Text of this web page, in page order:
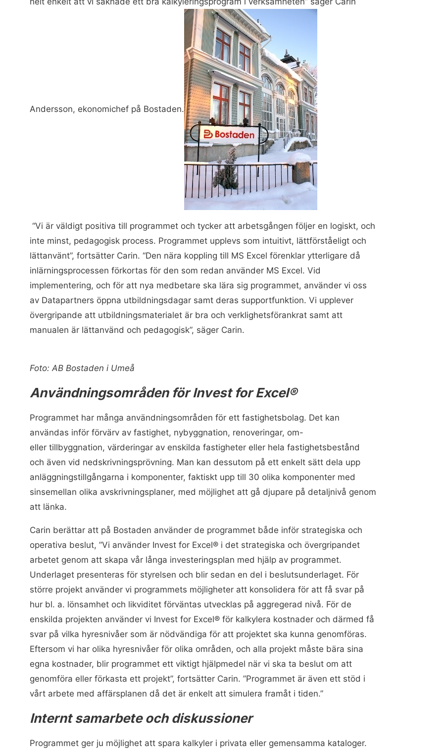
Andersson, ekonomichef på Bostaden.
“Vi är väldigt positiva till programmet och tycker att arbetsgången följer en logiskt, och
inte minst, pedagogisk process. Programmet upplevs som intuitivt, lättförståeligt och
lättanvänt”, fortsätter Carin. “Den nära koppling till MS Excel förenklar ytterligare då
inlärningsprocessen förkortas för den som redan använder MS Excel. Vid
implementering, och för att nya medbetare ska lära sig programmet, använder vi oss
av Datapartners öppna utbildningsdagar samt deras supportfunktion. Vi upplever
övergripande att utbildningsmaterialet är bra och verklighetsförankrat samt att
manualen är lättanvänd och pedagogisk”, säger Carin.
Foto: AB Bostaden i Umeå
Användningsområden för Invest for Excel®
Programmet har många användningsområden för ett fastighetsbolag. Det kan
användas inför förvärv av fastighet, nybyggnation, renoveringar, om-
eller tillbyggnation, värderingar av enskilda fastigheter eller hela fastighetsbestånd
och även vid nedskrivningsprövning. Man kan dessutom på ett enkelt sätt dela upp
anläggningstillgångarna i komponenter, faktiskt upp till 30 olika komponenter med
sinsemellan olika avskrivningsplaner, med möjlighet att gå djupare på detaljnivå genom
att länka.
Carin berättar att på Bostaden använder de programmet både inför strategiska och
operativa beslut, ”Vi använder Invest for Excel® i det strategiska och övergripandet
arbetet genom att skapa vår långa investeringsplan med hjälp av programmet.
Underlaget presenteras för styrelsen och blir sedan en del i beslutsunderlaget. För
större projekt använder vi programmets möjligheter att konsolidera för att få svar på
hur bl. a. lönsamhet och likviditet förväntas utvecklas på aggregerad nivå. För de
enskilda projekten använder vi Invest for Excel® för kalkylera kostnader och därmed få
svar på vilka hyresnivåer som är nödvändiga för att projektet ska kunna genomföras.
Eftersom vi har olika hyresnivåer för olika områden, och alla projekt måste bära sina
egna kostnader, blir programmet ett viktigt hjälpmedel när vi ska ta beslut om att
genomföra eller förkasta ett projekt”, fortsätter Carin. ”Programmet är även ett stöd i
vårt arbete med affärsplanen då det är enkelt att simulera framåt i tiden.”
Internt samarbete och diskussioner
Programmet ger ju möjlighet att spara kalkyler i privata eller gemensamma kataloger.